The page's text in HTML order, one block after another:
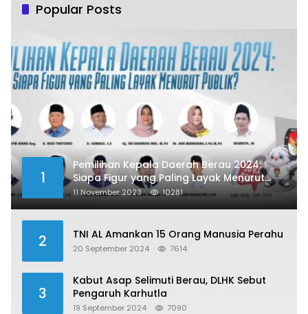
Popular Posts
1
Pemilihan Kepala Daerah Berau 2024:
Siapa Figur yang Paling Layak Menurut
Publik?
11 November 2023 10281
2 TNI AL Amankan 15 Orang Manusia Perahu
20 September 2024 7614
3
Kabut Asap Selimuti Berau, DLHK Sebut
Pengaruh Karhutla
19 September 2024 7090